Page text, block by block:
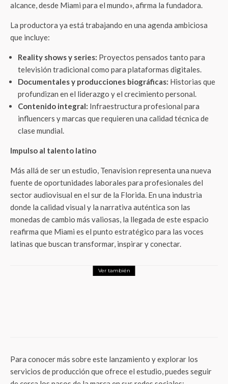
alcance, desde Miami para el mundo», afirma la fundadora.
La productora ya está trabajando en una agenda ambiciosa
que incluye:
Reality shows y series: Proyectos pensados tanto para
televisión tradicional como para plataformas digitales.
Documentales y producciones biográficas: Historias que
profundizan en el liderazgo y el crecimiento personal.
Contenido integral: Infraestructura profesional para
influencers y marcas que requieren una calidad técnica de
clase mundial.
Impulso al talento latino
Más allá de ser un estudio, Tenavision representa una nueva
fuente de oportunidades laborales para profesionales del
sector audiovisual en el sur de la Florida. En una industria
donde la calidad visual y la narrativa auténtica son las
monedas de cambio más valiosas, la llegada de este espacio
reafirma que Miami es el punto estratégico para las voces
latinas que buscan transformar, inspirar y conectar.
Ver también
Para conocer más sobre este lanzamiento y explorar los
servicios de producción que ofrece el estudio, puedes seguir